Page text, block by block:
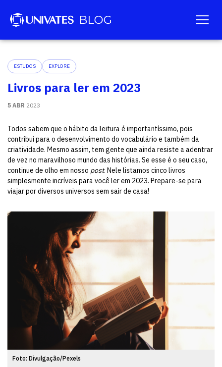
ESTUDOS EXPLORE
Livros para ler em 2023
5 ABR 2023
Todos sabem que o hábito da leitura é importantíssimo, pois
contribui para o desenvolvimento do vocabulário e também da
criatividade. Mesmo assim, tem gente que ainda resiste a adentrar
de vez no maravilhoso mundo das histórias. Se esse é o seu caso,
continue de olho em nosso post. Nele listamos cinco livros
simplesmente incríveis para você ler em 2023. Prepare-se para
viajar por diversos universos sem sair de casa!
Foto: Divulgação/Pexels